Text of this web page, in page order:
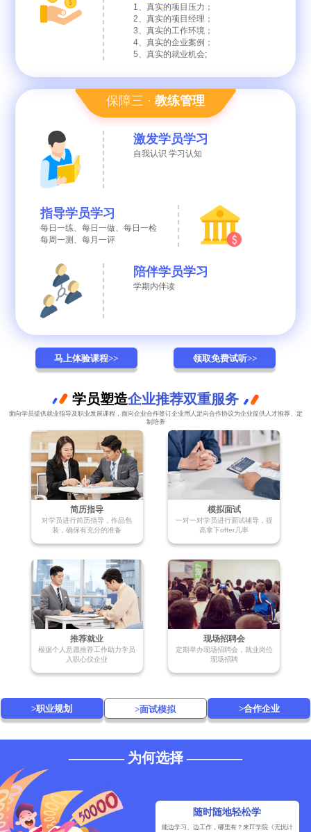
1、真实的项目压力；
2、真实的项目经理；
3、真实的工作环境；
4、真实的企业案例；
5、真实的就业机会;
保障三 · 教练管理
激发学员学习
自我认识 学习认知
指导学员学习
每日一练、每日一做、每日一检
每周一测、每月一评
陪伴学员学习
学期内伴读
马上体验课程>> 领取免费试听>>
学员塑造企业推荐双重服务
面向学员提供就业指导及职业发展课程，面向企业合作签订企业用人定向合作协议为企业提供人才推荐、定
制培养
简历指导
对学员进行简历指导，作品包
装，确保有充分的准备
模拟面试
一对一对学员进行面试辅导，提
高拿下offer几率
推荐就业
根据个人意愿推荐工作助力学员
入职心仪企业
现场招聘会
定期举办现场招聘会，就业岗位
现场招聘
>职业规划 >面试模拟 >合作企业
———— 为何选择 ————
随时随地轻松学
能边学习、边工作，哪里有？来IT学院《无忧计